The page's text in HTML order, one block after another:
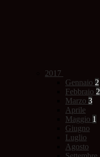
2017
Gennaio 2
Febbraio 2
Marzo 3
Aprile
Maggio 1
Giugno
Luglio
Agosto